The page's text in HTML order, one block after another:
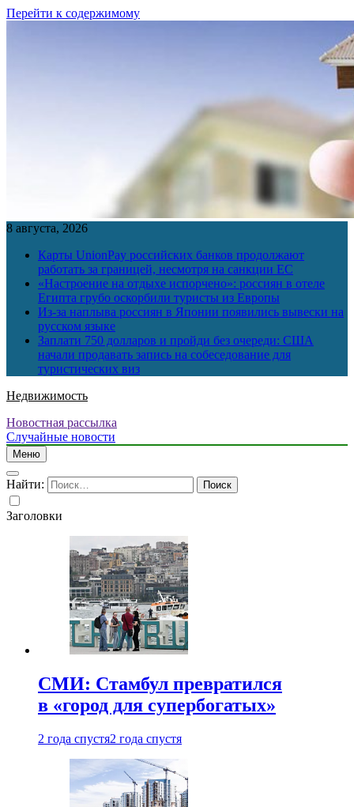
Перейти к содержимому
8 августа, 2026
Карты UnionPay российских банков продолжают
работать за границей, несмотря на санкции ЕС
«Настроение на отдыхе испорчено»: россиян в отеле
Египта грубо оскорбили туристы из Европы
Из-за наплыва россиян в Японии появились вывески на
русском языке
Заплати 750 долларов и пройди без очереди: США
начали продавать запись на собеседование для
туристических виз
Недвижимость
Новостная рассылка
Случайные новости
Меню
Найти:
Заголовки
СМИ: Стамбул превратился
в «город для супербогатых»
2 года спустя2 года спустя